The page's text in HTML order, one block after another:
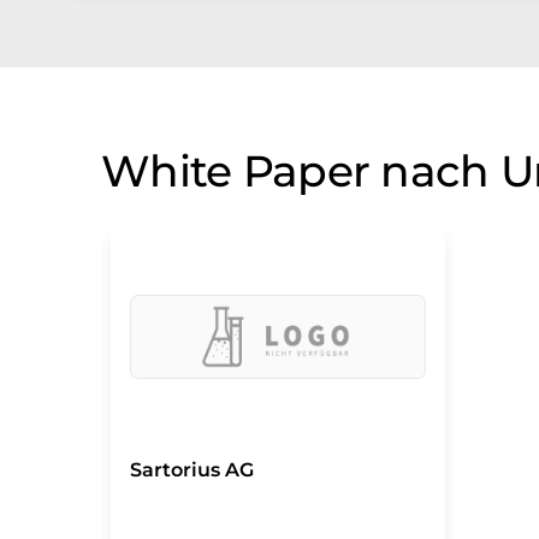
White Paper nach
Sartorius AG